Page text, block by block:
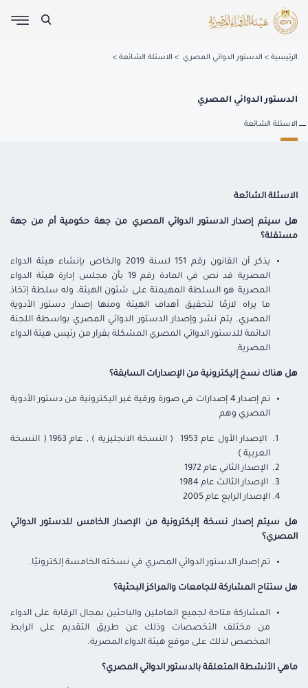
الرئيسية الدستور الدوائي المصري الاسئلة الشائعة
الدستور الدوائي المصري
الاسئلة الشائعة
الاسئلة الشائعة
هل سيتم إصدار الدستور الدوائي المصري من جهة حكومية أم من جهة
مستقلة؟
يذكر أن القانون رقم 151 لسنة 2019 والخاص بإنشاء هيئة الدواء
المصرية قد نص في المادة رقم 19 بأن مجلس إدارة هيئة الدواء
المصرية هو السلطة المهيمنة على شئون الهيئة، وله سلطة إتخاذ
ما يراه لازمًا لتحقيق أهداف الهيئة ومنها إصدار دستور الأدوية
المصري. يتم نشر وإصدار الدستور الدوائي المصري بواسطة اللجنة
الدائمة للدستور الدوائي المصري المشكلة بقرار من رئيس هيئة الدواء
المصرية.
هل هناك نسخ إليكترونية من الإصدارات السابقة؟
تم إصدار4 إصدارات في صورة ورقية غير اليكترونية من دستور الأدوية
المصري وهم
الإصدار الأول عام 1953 ( النسخة الانجليزية ) , عام 1963 ( النسخة
العربية )
الإصدار الثاني عام 1972
الإصدار الثالث عام 1984
الإصدار الرابع عام 2005
هل سيتم إصدار نسخة إليكترونية من الإصدار الخامس للدستور الدوائي
المصري؟
تم إصدار الدستور الدوائي المصري في نسخته الخامسة إلكترونيًا.
هل ستتاح المشاركة للجامعات والمراكز البحثية؟
المشاركة متاحة لجميع العاملين والباحثين بمجال الرقابة على الدواء
من مختلف التخصصات وذلك عن طريق التقديم على الرابط
المخصص لذلك على موقع هيئة الدواء المصرية.
ماهي الأنشطة المتعلقة بالدستور الدوائي المصري؟